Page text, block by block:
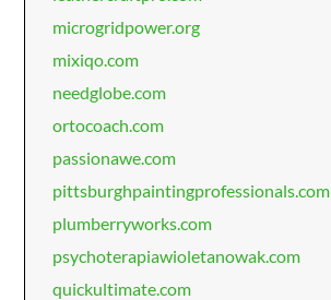
microgridpower.org
mixiqo.com
needglobe.com
ortocoach.com
passionawe.com
pittsburghpaintingprofessionals.com
plumberryworks.com
psychoterapiawioletanowak.com
quickultimate.com